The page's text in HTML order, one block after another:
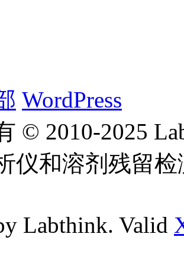
WordPress
© 2010-2025
仪和溶剂残留
Labthink. Valid